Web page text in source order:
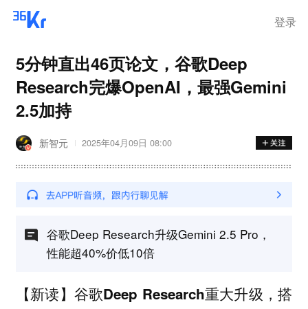
登录
5分钟直出46页论文，谷歌Deep
Research完爆OpenAI，最强Gemini
2.5加持
新智元 2025年04月09日 08:00
谷歌Deep Research升级Gemini 2.5 Pro，
性能超40%价低10倍
【新读】谷歌Deep Research重大升级，搭